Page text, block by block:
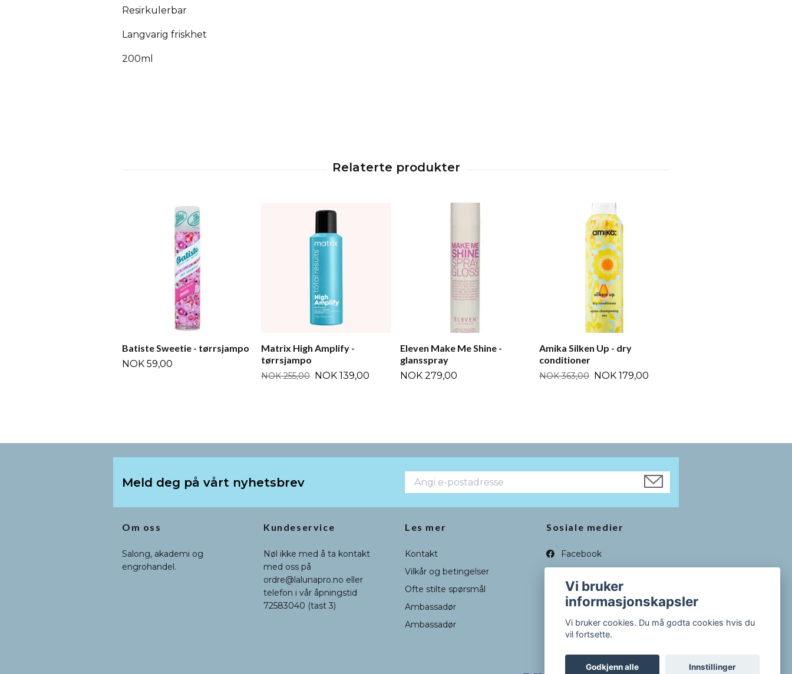
Resirkulerbar
Langvarig friskhet
200ml
Batiste Sweetie - tørrsjampo
NOK 59,00
Matrix High Amplify -
tørrsjampo
NOK 255,00 NOK 139,00
Eleven Make Me Shine -
glansspray
NOK 279,00
Amika Silken Up - dry
conditioner
NOK 363,00 NOK 179,00
Meld deg på vårt nyhetsbrev
Om oss
Salong, akademi og
engrohandel.
Kundeservice
Nøl ikke med å ta kontakt
med oss på
ordre@lalunapro.no eller
telefon i vår åpningstid
72583040 (tast 3)
Les mer
Kontakt
Vilkår og betingelser
Ofte stilte spørsmål
Ambassadør
Ambassadør
Sosiale medier
Facebook
Vi bruker
informasjonskapsler
Vi bruker cookies. Du må godta cookies hvis du
vil fortsette.
Godkjenn alle Innstillinger